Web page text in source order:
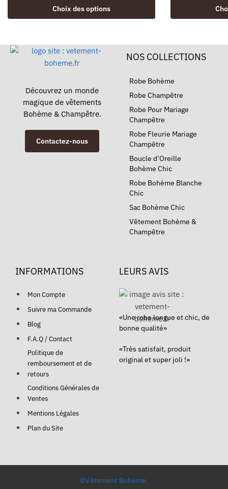
Choix des options
Découvrez un monde
magique de vêtements
Bohème & Champêtre.
Contactez-nous
NOS COLLECTIONS
Robe Bohème
Robe Champêtre
Robe Pour Mariage
Champêtre
Robe Fleurie Mariage
Champêtre
Boucle d’Oreille
Bohème Chic
Robe Bohème Blanche
Chic
Sac Bohème Chic
Vêtement Bohème &
Champêtre
INFORMATIONS
Mon Compte
Suivre ma Commande
Blog
F.A.Q / Contact
Politique de
remboursement et de
retours
Conditions Générales de
Ventes
Mentions Légales
Plan du Site
LEURS AVIS
«Une robe longue et chic, de
bonne qualité»
«Très satisfait, produit
original et super joli !»
©Vêtement Bohème.